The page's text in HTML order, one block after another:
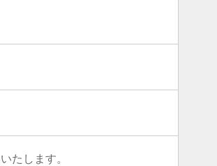
たします。